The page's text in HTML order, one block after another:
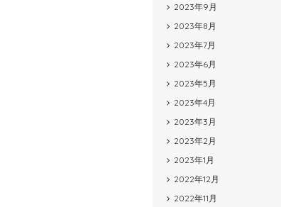
2023年9月
2023年8月
2023年7月
2023年6月
2023年5月
2023年4月
2023年3月
2023年2月
2023年1月
2022年12月
2022年11月